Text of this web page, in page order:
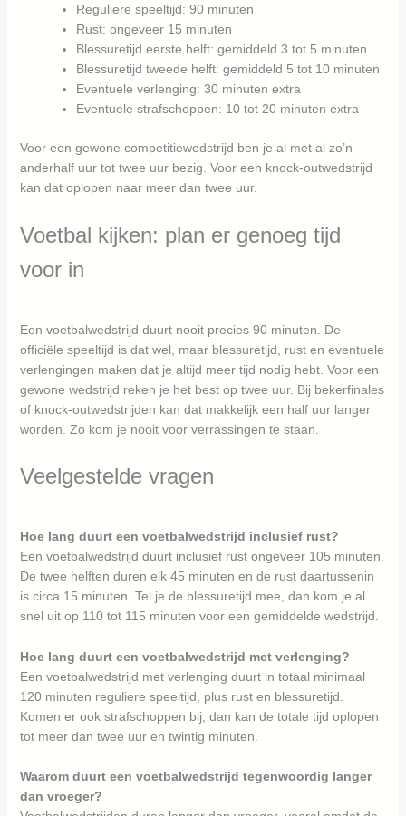
Reguliere speeltijd: 90 minuten
Rust: ongeveer 15 minuten
Blessuretijd eerste helft: gemiddeld 3 tot 5 minuten
Blessuretijd tweede helft: gemiddeld 5 tot 10 minuten
Eventuele verlenging: 30 minuten extra
Eventuele strafschoppen: 10 tot 20 minuten extra
Voor een gewone competitiewedstrijd ben je al met al zo’n
anderhalf uur tot twee uur bezig. Voor een knock-outwedstrijd
kan dat oplopen naar meer dan twee uur.
Voetbal kijken: plan er genoeg tijd
voor in
Een voetbalwedstrijd duurt nooit precies 90 minuten. De
officiële speeltijd is dat wel, maar blessuretijd, rust en eventuele
verlengingen maken dat je altijd meer tijd nodig hebt. Voor een
gewone wedstrijd reken je het best op twee uur. Bij bekerfinales
of knock-outwedstrijden kan dat makkelijk een half uur langer
worden. Zo kom je nooit voor verrassingen te staan.
Veelgestelde vragen
Hoe lang duurt een voetbalwedstrijd inclusief rust?
Een voetbalwedstrijd duurt inclusief rust ongeveer 105 minuten.
De twee helften duren elk 45 minuten en de rust daartussenin
is circa 15 minuten. Tel je de blessuretijd mee, dan kom je al
snel uit op 110 tot 115 minuten voor een gemiddelde wedstrijd.
Hoe lang duurt een voetbalwedstrijd met verlenging?
Een voetbalwedstrijd met verlenging duurt in totaal minimaal
120 minuten reguliere speeltijd, plus rust en blessuretijd.
Komen er ook strafschoppen bij, dan kan de totale tijd oplopen
tot meer dan twee uur en twintig minuten.
Waarom duurt een voetbalwedstrijd tegenwoordig langer
dan vroeger?